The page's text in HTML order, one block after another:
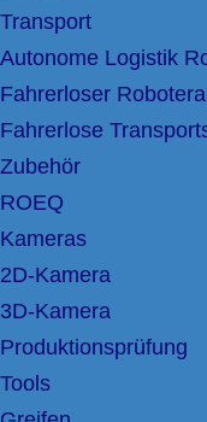
Transport
Autonome Logistik
Fahrerloser
Fahrerlose
Zubehör
ROEQ
Kameras
2D-Kamera
3D-Kamera
Produktionsprüfung
Tools